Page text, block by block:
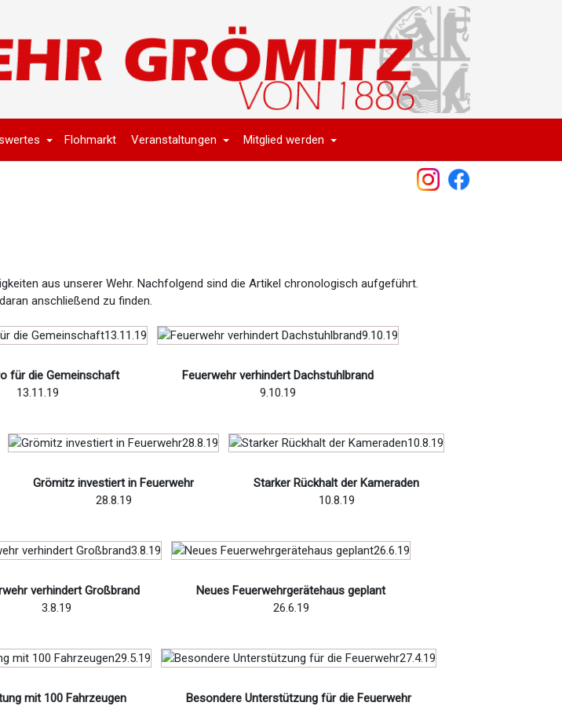
Flohmarkt Veranstaltungen Mitglied werden
aus unserer Wehr. Nachfolgend sind die Artikel chronologisch aufgeführt.
anschließend zu finden.
für die Gemeinschaft
13.11.19
Feuerwehr verhindert Dachstuhlbrand
9.10.19
Grömitz investiert in Feuerwehr
28.8.19
Starker Rückhalt der Kameraden
10.8.19
verhindert Großbrand
3.8.19
Neues Feuerwehrgerätehaus geplant
26.6.19
mit 100 Fahrzeugen
Besondere Unterstützung für die Feuerwehr